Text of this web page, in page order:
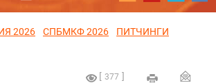
2026 СПБМКФ 2026
ПИТЧИНГИ
377